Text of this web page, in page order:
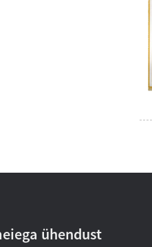
ühendust